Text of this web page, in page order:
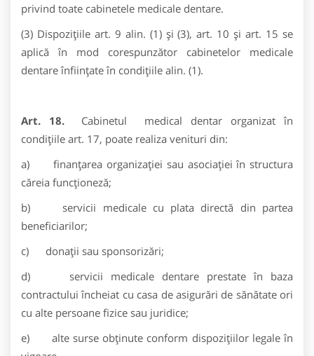
privind toate cabinetele medicale dentare.
(3) Dispoziţiile art. 9 alin. (1) și (3), art. 10 şi art. 15 se
aplică în mod corespunzător cabinetelor medicale
dentare înfiinţate în condiţiile alin. (1).
Art. 18. Cabinetul
medical dentar organizat în
condiţiile art. 17, poate realiza venituri din:
a) finanţarea organizaţiei sau asociaţiei în structura
căreia funcţioneză;
b) servicii medicale cu plata directă din partea
beneficiarilor;
c) donaţii sau sponsorizări;
d) servicii medicale dentare prestate în baza
contractului încheiat cu casa de asigurări de sănătate ori
cu alte persoane fizice sau juridice;
e) alte surse obţinute conform dispoziţiilor legale în